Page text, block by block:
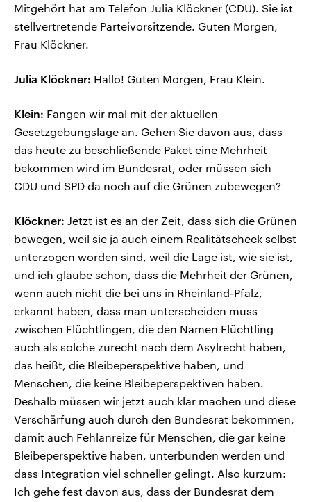
Mitgehört hat am Telefon Julia Klöckner (CDU). Sie ist
stellvertretende Parteivorsitzende. Guten Morgen,
Frau Klöckner.
Julia Klöckner: Hallo! Guten Morgen, Frau Klein.
Klein: Fangen wir mal mit der aktuellen
Gesetzgebungslage an. Gehen Sie davon aus, dass
das heute zu beschließende Paket eine Mehrheit
bekommen wird im Bundesrat, oder müssen sich
CDU und SPD da noch auf die Grünen zubewegen?
Klöckner: Jetzt ist es an der Zeit, dass sich die Grünen
bewegen, weil sie ja auch einem Realitätscheck selbst
unterzogen worden sind, weil die Lage ist, wie sie ist,
und ich glaube schon, dass die Mehrheit der Grünen,
wenn auch nicht die bei uns in Rheinland-Pfalz,
erkannt haben, dass man unterscheiden muss
zwischen Flüchtlingen, die den Namen Flüchtling
auch als solche zurecht nach dem Asylrecht haben,
das heißt, die Bleibeperspektive haben, und
Menschen, die keine Bleibeperspektiven haben.
Deshalb müssen wir jetzt auch klar machen und diese
Verschärfung auch durch den Bundesrat bekommen,
damit auch Fehlanreize für Menschen, die gar keine
Bleibeperspektive haben, unterbunden werden und
dass Integration viel schneller gelingt. Also kurzum:
Ich gehe fest davon aus, dass der Bundesrat dem